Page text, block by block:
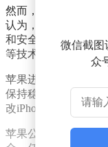
然而，苹果公司对
认为，这一裁决既
和安全。苹果强调
等技术变革，需要
苹果进一步指出，其
保持稳定，并未发生
改iPhone和App
苹果公司在声明中
微信截图
众